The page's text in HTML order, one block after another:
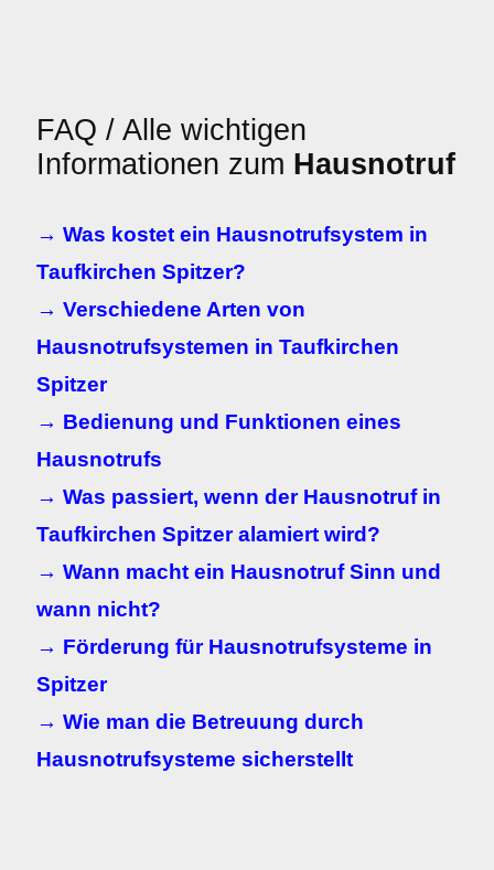
FAQ / Alle wichtigen
Informationen zum Hausnotruf
→ Was kostet ein Hausnotrufsystem in
Taufkirchen Spitzer?
→ Verschiedene Arten von
Hausnotrufsystemen in Taufkirchen
Spitzer
→ Bedienung und Funktionen eines
Hausnotrufs
→ Was passiert, wenn der Hausnotruf in
Taufkirchen Spitzer alamiert wird?
→ Wann macht ein Hausnotruf Sinn und
wann nicht?
→ Förderung für Hausnotrufsysteme in
Spitzer
→ Wie man die Betreuung durch
Hausnotrufsysteme sicherstellt